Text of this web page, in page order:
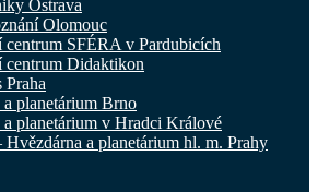
Ostrava
Olomouc
centrum SFÉRA v Pardubicích
centrum Didaktikon
planetárium Brno
a planetárium v Hradci Králové
Hvězdárna a planetárium hl. m. Prahy